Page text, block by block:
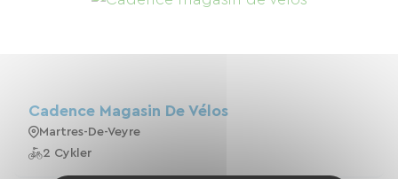
Cadence Magasin De Vélos
Martres-De-Veyre
2 Cykler